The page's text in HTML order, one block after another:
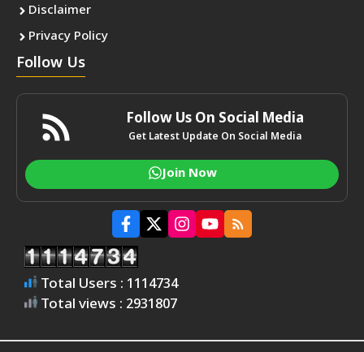
Disclaimer
Privacy Policy
Follow Us
Follow Us On Social Media
Get Latest Update On Social Media
Join Now
Total Users : 1114734
Total views : 2931807